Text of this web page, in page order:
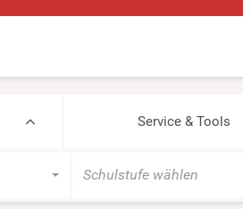
Service & Tools
Schulstufe wählen